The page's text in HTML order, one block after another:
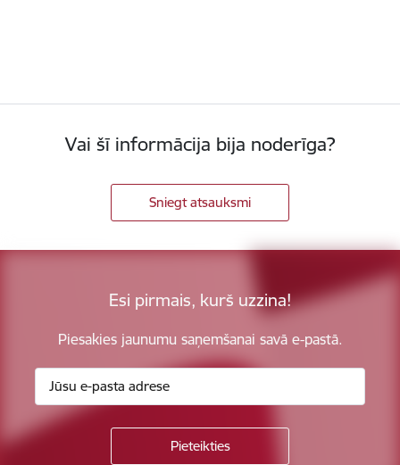
Vai šī informācija bija noderīga?
Sniegt atsauksmi
Esi pirmais, kurš uzzina!
Piesakies jaunumu saņemšanai savā e-pastā.